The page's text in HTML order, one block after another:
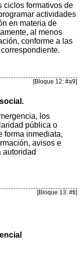
ciclos formativos de
actividades
en materia de
al menos
conforme a las
[Bloque 12: #a9]
los
pública o
forma inmediata,
avisos e
autoridad
[Bloque 13: #ti]